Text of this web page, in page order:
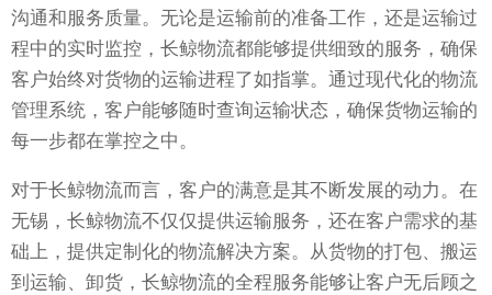
沟通和服务质量。无论是运输前的准备工作，还是运输过
程中的实时监控，长鲸物流都能够提供细致的服务，确保
客户始终对货物的运输进程了如指掌。通过现代化的物流
管理系统，客户能够随时查询运输状态，确保货物运输的
每一步都在掌控之中。
对于长鲸物流而言，客户的满意是其不断发展的动力。在
无锡，长鲸物流不仅仅提供运输服务，还在客户需求的基
础上，提供定制化的物流解决方案。从货物的打包、搬运
到运输、卸货，长鲸物流的全程服务能够让客户无后顾之